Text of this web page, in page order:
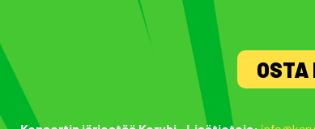
OSTA